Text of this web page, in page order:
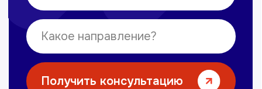
Нуманов Зохид